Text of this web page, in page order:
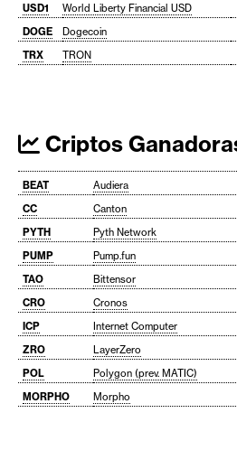
USD1
World Liberty Financial USD
DOGE
Dogecoin
TRX
TRON
Criptos
BEAT Audiera
CC
Canton
PYTH
Pyth Network
PUMP
Pump.fun
TAO
Bittensor
CRO
Cronos
ICP
Internet Computer
ZRO
LayerZero
POL
Polygon (prev. MATIC)
MORPHO
Morpho